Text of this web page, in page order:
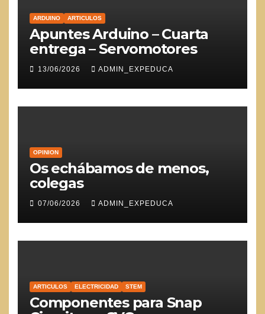
ARDUINO ARTICULOS
Apuntes Arduino – Cuarta
entrega – Servomotores
13/06/2026 ADMIN_EXPEDUCA
OPINION
Os echábamos de menos,
colegas
07/06/2026 ADMIN_EXPEDUCA
ARTICULOS ELECTRICIDAD STEM
Componentes para Snap